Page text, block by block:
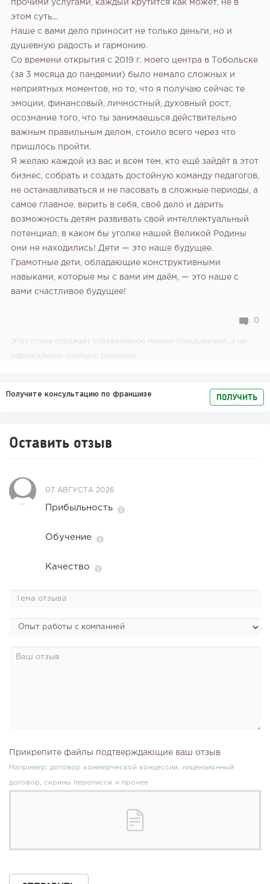
прочими услугами, каждый крутится как может, не в
этом суть...
Наше с вами дело приносит не только деньги, но и
душевную радость и гармонию.
Со времени открытия с 2019 г. моего центра в Тобольске
(за 3 месяца до пандемии) было немало сложных и
неприятных моментов, но то, что я получаю сейчас те
эмоции, финансовый, личностный, духовный рост,
осознание того, что ты занимаешься действительно
важным правильным делом, стоило всего через что
пришлось пройти.
Я желаю каждой из вас и всем тем, кто ещё зайдёт в этот
бизнес, собрать и создать достойную команду педагогов,
не останавливаться и не пасовать в сложные периоды, а
самое главное, верить в себя, своё дело и дарить
возможность детям развивать свой интеллектуальный
потенциал, в каком бы уголке нашей Великой Родины
они не находились! Дети — это наше будущее.
Грамотные дети, обладающие конструктивными
навыками, которые мы с вами им даём, — это наше с
вами счастливое будущее!
0
Этот отзыв отражает субъективное мнение пользователя, а не
официальную позицию редакции.
Получите консультацию по франшизе ПОЛУЧИТЬ
Оставить отзыв
07 АВГУСТА 2026
Прибыльность
Обучение
Качество
Прикрепите файлы подтверждающие ваш отзыв
Например: договор коммерческой концессии, лицензионный
договор, скрины переписок и прочее